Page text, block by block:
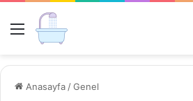
Menü
Anasayfa /Genel